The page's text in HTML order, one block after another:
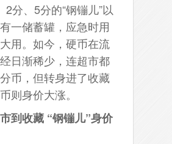
、5分的“钢镚儿”以
一储蓄罐，应急时用
用。如今，硬币在流
日渐稀少，连超市都
币，但转身进了收藏
则身价大涨。
到收藏 “钢镚儿”身价